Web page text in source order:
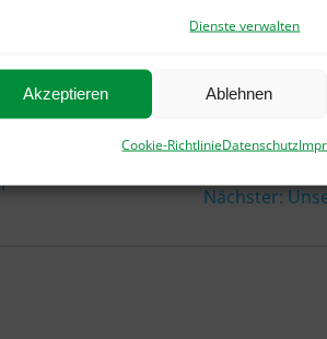
Dienste verwalten
Akzeptieren Ablehnen
Cookie-RichtlinieDatenschutz
Nächster: